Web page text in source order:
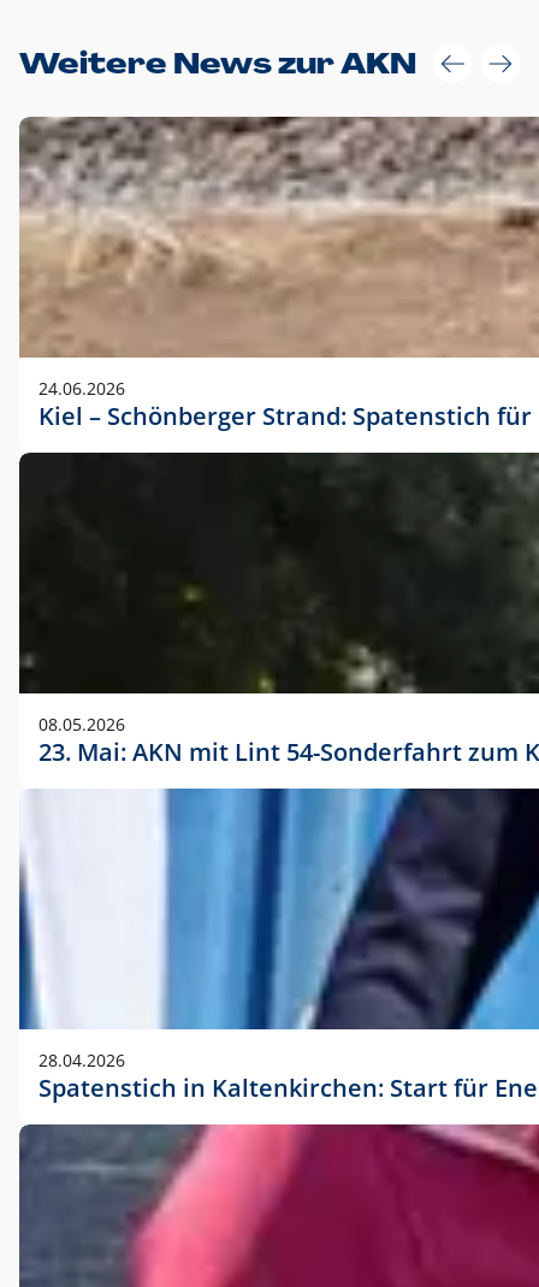
Weitere News zur AKN
24.06.2026
Kiel – Schönberger Strand: Spatenstich
08.05.2026
23. Mai: AKN mit Lint 54-Sonderfahrt
28.04.2026
Spatenstich in Kaltenkirchen: Start für